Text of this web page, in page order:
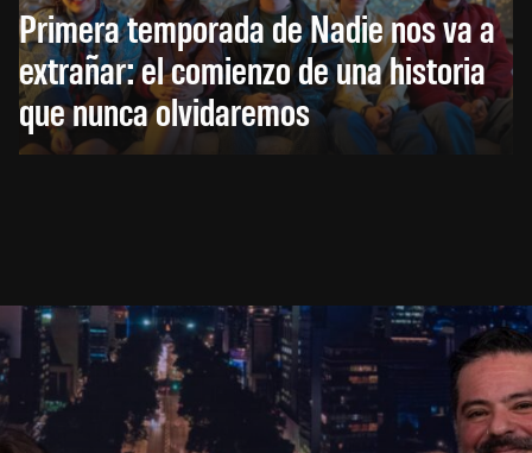
Primera temporada de Nadie nos va a
extrañar: el comienzo de una historia
que nunca olvidaremos